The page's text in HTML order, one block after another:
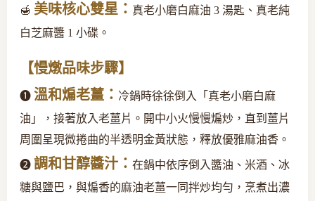
🍯 美味核心雙星： 真老小磨白麻油 3 湯匙、真老純
白芝麻醬 1 小碟。
【慢燉品味步驟】
❶ 溫和煸老薑： 冷鍋時徐徐倒入「真老小磨白麻
油」，接著放入老薑片。開中小火慢慢煸炒，直到薑片
周圍呈現微捲曲的半透明金黃狀態，釋放優雅麻油香。
❷ 調和甘醇醬汁： 在鍋中依序倒入醬油、米酒、冰
糖與鹽巴，與煸香的麻油老薑一同拌炒均勻，烹煮出濃